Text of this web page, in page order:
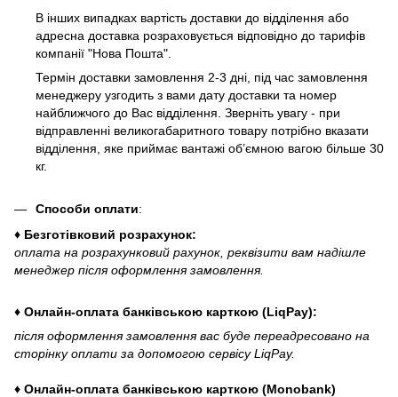
В інших випадках вартість доставки до відділення або
адресна доставка розраховується відповідно до тарифів
компанії "Нова Пошта".
Термін доставки замовлення 2-3 дні, під час замовлення
менеджеру узгодить з вами дату доставки та номер
найближчого до Вас відділення. Зверніть увагу - при
відправленні великогабаритного товару потрібно вказати
відділення, яке приймає вантажі об’ємною вагою більше 30
кг.
Способи оплати:
♦ Безготівковий розрахунок:
оплата на розрахунковий рахунок, реквізити вам надішле
менеджер після оформлення замовлення.
♦ Онлайн-оплата банківською карткою (LiqPay):
після оформлення замовлення вас буде переадресовано на
сторінку оплати за допомогою сервісу LiqPay.
♦ Онлайн-оплата банківською карткою (Monobank)